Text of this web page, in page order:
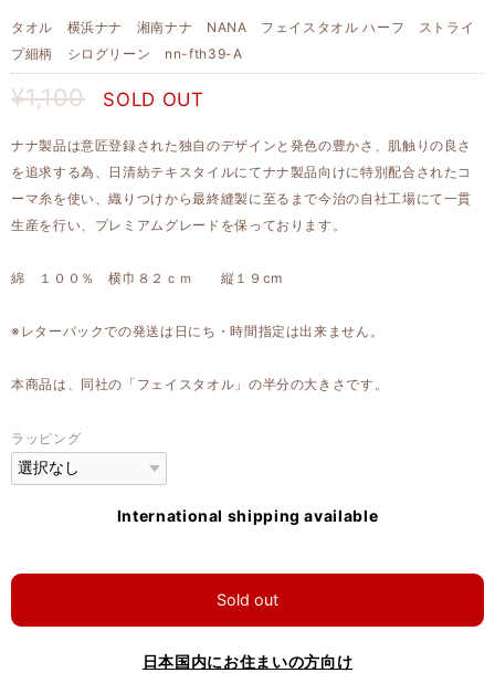
タオル 横浜ナナ 湘南ナナ NANA フェイスタオル ハーフ ストライ
プ細柄 シログリーン nn-fth39-A
¥1,100 SOLD OUT
ナナ製品は意匠登録された独自のデザインと発色の豊かさ、肌触りの良さ
を追求する為、日清紡テキスタイルにてナナ製品向けに特別配合されたコ
ーマ糸を使い、織りつけから最終縫製に至るまで今治の自社工場にて一貫
生産を行い、プレミアムグレードを保っております。
綿 １００％ 横巾８２ｃｍ 縦１９cm
※レターパックでの発送は日にち・時間指定は出来ません。
本商品は、同社の「フェイスタオル」の半分の大きさです。
ラッピング
International shipping available
Sold out
日本国内にお住まいの方向け